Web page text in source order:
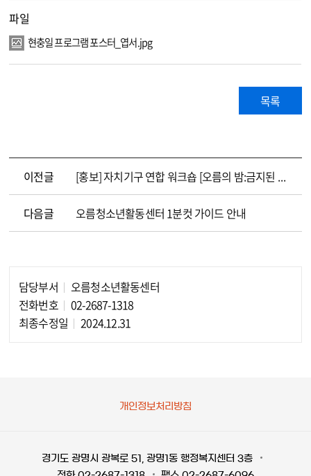
파일
현충일 프로그램 포스터_엽서.jpg
목록
이전글 [홍보] 자치기구 연합 워크숍 [오름의 밤:금지된 수련회]
다음글 오름청소년활동센터 1분컷 가이드 안내
담당부서
오름청소년활동센터
전화번호
02-2687-1318
최종수정일
2024.12.31
개인정보처리방침
경기도 광명시 광복로 51, 광명1동 행정복지센터 3층